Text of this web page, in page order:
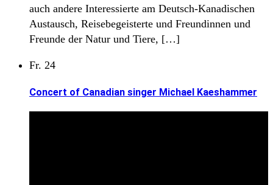
auch andere Interessierte am Deutsch-Kanadischen
Austausch, Reisebegeisterte und Freundinnen und
Freunde der Natur und Tiere, […]
Fr. 24
Concert of Canadian singer Michael Kaeshammer